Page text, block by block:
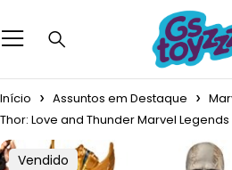
Início Assuntos em Destaque
Thor: Love and Thunder Marvel Legends
Vendido